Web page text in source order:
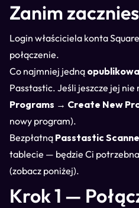
Zanim
Login właściciela konta
połączenie.
Co najmniej jedną
Passtastic. Jeśli jeszcze jej
Programs → Create New
nowy program).
Bezpłatną Passtastic
tablecie — będzie Ci
(zobacz poniżej).
Krok 1 —